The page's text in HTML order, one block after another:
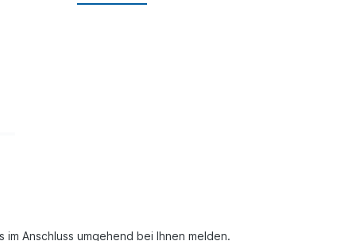
im Anschluss umgehend bei Ihnen melden.